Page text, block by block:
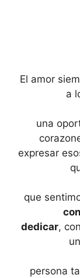
El amor
a
una
expresar
que
dedicar,
persona